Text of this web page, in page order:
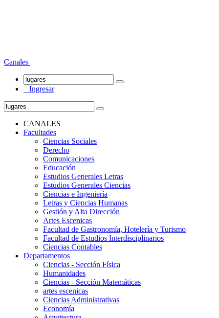
Canales
Ingresar
CANALES
Facultades
Ciencias Sociales
Derecho
Comunicaciones
Educación
Estudios Generales Letras
Estudios Generales Ciencias
Ciencias e Ingeniería
Letras y Ciencias Humanas
Gestión y Alta Dirección
Artes Escenicas
Facultad de Gastronomía, Hotelería y Turismo
Facultad de Estudios Interdisciplinarios
Ciencias Contables
Departamentos
Ciencias - Sección Física
Humanidades
Ciencias - Sección Matemáticas
artes escenicas
Ciencias Administrativas
Economía